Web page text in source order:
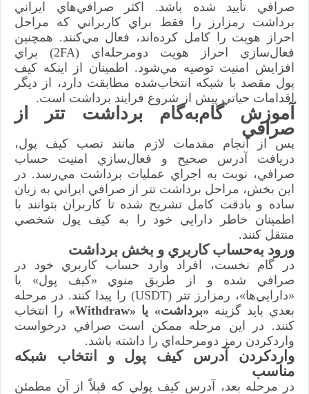
صرافي تأييد شده باشد. اكثر صرافي‌هاي ايراني
برداشت رمزارز را فقط براي كاربراني كه مراحل
احراز هويت را كامل كرده‌اند، فعال مي‌كنند. همچنين
فعال‌سازي احراز هويت دومرحله‌اي (2FA) براي
افزايش امنيت توصيه مي‌شود. اطمينان از اينكه كيف
پول مقصد با شبكه انتخاب‌شده مطابقت دارد، از ديگر
اقدامات حياتي پيش از شروع فرايند برداشت است.
آموزش گام‌به‌گام برداشت تتر از
صرافي
پس از انجام مقدمات لازم مانند نصب كيف پول،
دريافت آدرس صحيح و فعال‌سازي امنيت حساب
صرافي، نوبت به اجراي عمليات برداشت مي‌رسد. در
اين بخش، مراحل برداشت تتر از صرافي ايراني به زبان
ساده و بادقت كامل تشريح شده تا كاربران بتوانند با
اطمينان خاطر دارايي خود را به كيف پول شخصي
منتقل كنند.
ورود به‌حساب كاربري و بخش برداشت
در گام نخست، افراد وارد حساب كاربري خود در
صرافي شده و از طريق منوي «كيف پول» يا
«دارايي‌ها»، رمزارز تتر (USDT) را پيدا كنند. در مرحله
بعدي بايد گزينه «برداشت» يا «Withdraw»
را انتخاب
كنند. در اين مرحله ممكن است صرافي درخواست
واردكردن رمز دومرحله‌اي را داشته باشد.
واردكردن آدرس كيف پول و انتخاب شبكه
مناسب
در مرحله بعد، آدرس كيف پولي كه قبلاً از آن مطمئن